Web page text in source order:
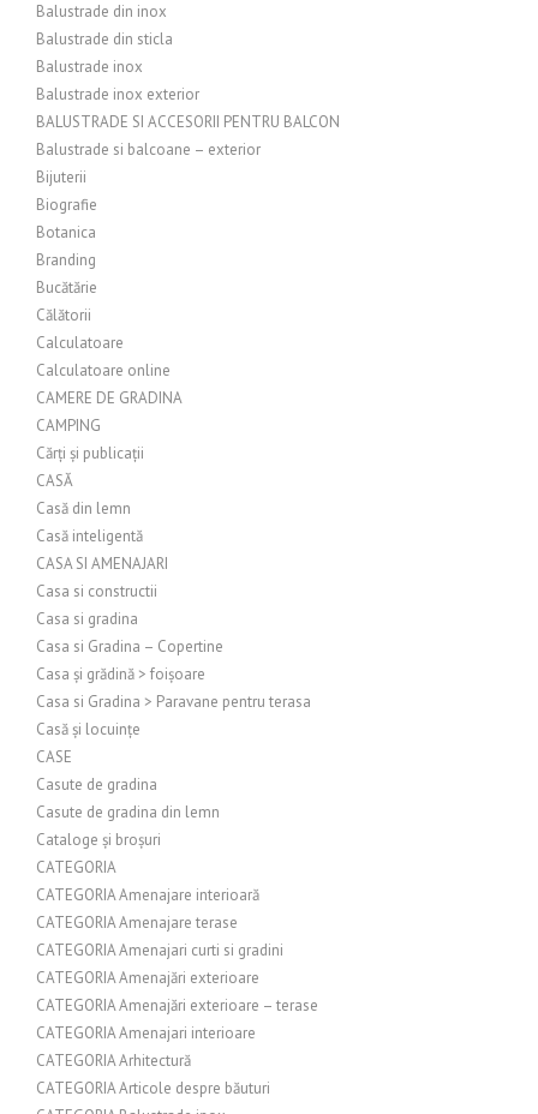
Balustrade din inox
Balustrade din sticla
Balustrade inox
Balustrade inox exterior
BALUSTRADE SI ACCESORII PENTRU BALCON
Balustrade si balcoane – exterior
Bijuterii
Biografie
Botanica
Branding
Bucătărie
Călătorii
Calculatoare
Calculatoare online
CAMERE DE GRADINA
CAMPING
Cărți și publicații
CASĂ
Casă din lemn
Casă inteligentă
CASA SI AMENAJARI
Casa si constructii
Casa si gradina
Casa si Gradina – Copertine
Casa și grădină > foișoare
Casa si Gradina > Paravane pentru terasa
Casă și locuințe
CASE
Casute de gradina
Casute de gradina din lemn
Cataloge și broșuri
CATEGORIA
CATEGORIA Amenajare interioară
CATEGORIA Amenajare terase
CATEGORIA Amenajari curti si gradini
CATEGORIA Amenajări exterioare
CATEGORIA Amenajări exterioare – terase
CATEGORIA Amenajari interioare
CATEGORIA Arhitectură
CATEGORIA Articole despre băuturi